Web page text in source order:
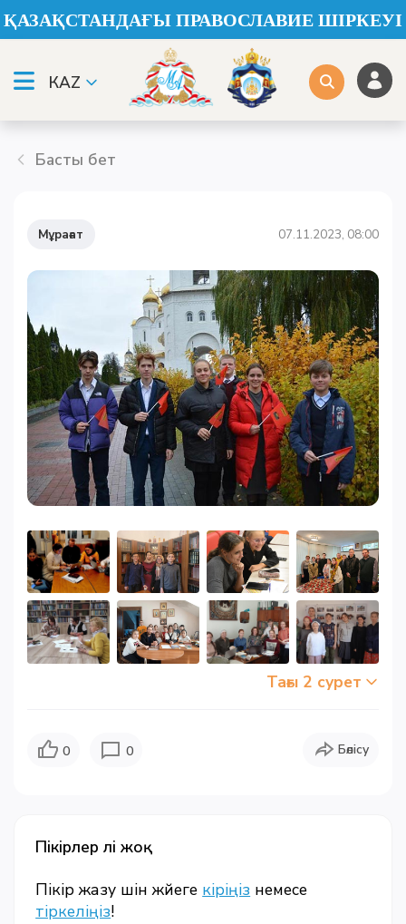
ҚАЗАҚСТАНДАҒЫ ПРАВОСЛАВИЕ ШІРКЕУІ
КАZ
Басты бет
Мұрағат 07.11.2023, 08:00
Тағы 2 сурет
0 0 Бөлісу
Пікірлер әлі жоқ
Пікір жазу үшін жүйеге кіріңіз немесе
тіркеліңіз!